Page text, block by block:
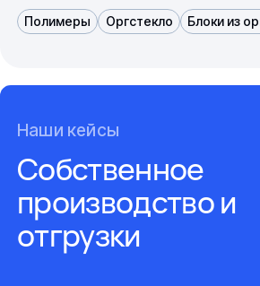
Полимеры Оргстекло Блоки из
Наши кейсы
Собственное
производство и
отгрузки